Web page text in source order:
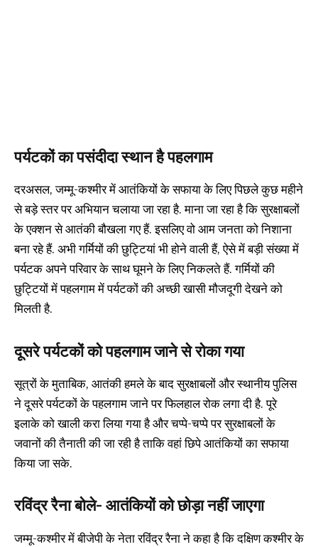
पर्यटकों का पसंदीदा स्थान है पहलगाम
दरअसल, जम्मू-कश्मीर में आतंकियों के सफाया के लिए पिछले कुछ महीने
से बड़े स्तर पर अभियान चलाया जा रहा है. माना जा रहा है कि सुरक्षाबलों
के एक्शन से आतंकी बौखला गए हैं. इसलिए वो आम जनता को निशाना
बना रहे हैं. अभी गर्मियों की छुट्टियां भी होने वाली हैं, ऐसे में बड़ी संख्या में
पर्यटक अपने परिवार के साथ घूमने के लिए निकलते हैं. गर्मियों की
छुट्टियों में पहलगाम में पर्यटकों की अच्छी खासी मौजदूगी देखने को
मिलती है.
दूसरे पर्यटकों को पहलगाम जाने से रोका गया
सूत्रों के मुताबिक, आतंकी हमले के बाद सुरक्षाबलों और स्थानीय पुलिस
ने दूसरे पर्यटकों के पहलगाम जाने पर फिलहाल रोक लगा दी है. पूरे
इलाके को खाली करा लिया गया है और चप्पे-चप्पे पर सुरक्षाबलों के
जवानों की तैनाती की जा रही है ताकि वहां छिपे आतंकियों का सफाया
किया जा सके.
रविंद्र रैना बोले- आतंकियों को छोड़ा नहीं जाएगा
जम्मू-कश्मीर में बीजेपी के नेता रविंद्र रैना ने कहा है कि दक्षिण कश्मीर के